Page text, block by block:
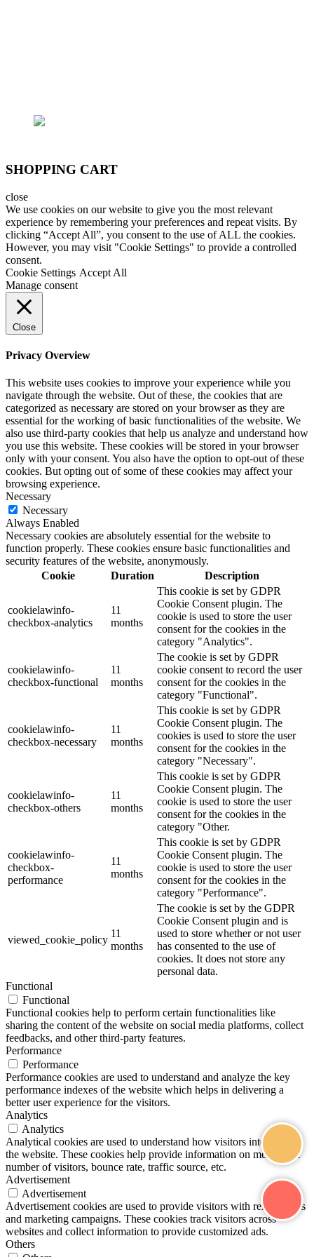
SHOPPING CART
close
We use cookies on our website to give you the most relevant
experience by remembering your preferences and repeat visits. By
clicking “Accept All”, you consent to the use of ALL the cookies.
However, you may visit "Cookie Settings" to provide a controlled
consent.
Cookie Settings Accept All
Manage consent
Close
Privacy Overview
This website uses cookies to improve your experience while you
navigate through the website. Out of these, the cookies that are
categorized as necessary are stored on your browser as they are
essential for the working of basic functionalities of the website. We
also use third-party cookies that help us analyze and understand how
you use this website. These cookies will be stored in your browser
only with your consent. You also have the option to opt-out of these
cookies. But opting out of some of these cookies may affect your
browsing experience.
Necessary
Necessary
Always Enabled
Necessary cookies are absolutely essential for the website to
function properly. These cookies ensure basic functionalities and
security features of the website, anonymously.
Cookie
Duration Description
cookielawinfo-
checkbox-analytics
11
months
This cookie is set by GDPR
Cookie Consent plugin. The
cookie is used to store the user
consent for the cookies in the
category "Analytics".
cookielawinfo-
checkbox-functional
11
months
The cookie is set by GDPR
cookie consent to record the user
consent for the cookies in the
category "Functional".
cookielawinfo-
checkbox-necessary
11
months
This cookie is set by GDPR
Cookie Consent plugin. The
cookies is used to store the user
consent for the cookies in the
category "Necessary".
cookielawinfo-
checkbox-others
11
months
This cookie is set by GDPR
Cookie Consent plugin. The
cookie is used to store the user
consent for the cookies in the
category "Other.
cookielawinfo-
checkbox-
performance
11
months
This cookie is set by GDPR
Cookie Consent plugin. The
cookie is used to store the user
consent for the cookies in the
category "Performance".
viewed_cookie_policy
11
months
The cookie is set by the GDPR
Cookie Consent plugin and is
used to store whether or not user
has consented to the use of
cookies. It does not store any
personal data.
Functional
Functional
Functional cookies help to perform certain functionalities like
sharing the content of the website on social media platforms, collect
feedbacks, and other third-party features.
Performance
Performance
Performance cookies are used to understand and analyze the key
performance indexes of the website which helps in delivering a
better user experience for the visitors.
Analytics
Analytics
Analytical cookies are used to understand how visitors interact with
the website. These cookies help provide information on metrics the
number of visitors, bounce rate, traffic source, etc.
Advertisement
Advertisement
Advertisement cookies are used to provide visitors with relevant ads
and marketing campaigns. These cookies track visitors across
websites and collect information to provide customized ads.
Others